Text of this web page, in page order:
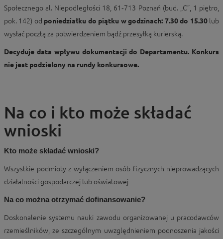
Społecznego al. Niepodległości 18, 61‑713 Poznań (bud. „C”, 1 piętro,
pok. 142) od poniedziałku do piątku w godzinach: 7.30 do 15.30 lub
wysłać pocztą za potwierdzeniem bądź przesyłką kurierską.
Decyduje data wpływu dokumentacji do Departamentu. Konkurs
nie jest podzielony na rundy konkursowe.
Na co i kto może składać
wnioski
Kto może składać wnioski?
Wszystkie podmioty z wyłączeniem osób fizycznych nieprowadzących
działalności gospodarczej lub oświatowej
Na co można otrzymać dofinansowanie?
Doskonalenie systemu nauki zawodu organizowanej u pracodawców
rzemieślników, ze szczególnym uwzględnieniem podnoszenia jakości